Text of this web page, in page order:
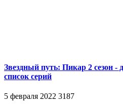
Звездный путь: Пикар 2 сезон -
список серий
5 февраля 2022 3187